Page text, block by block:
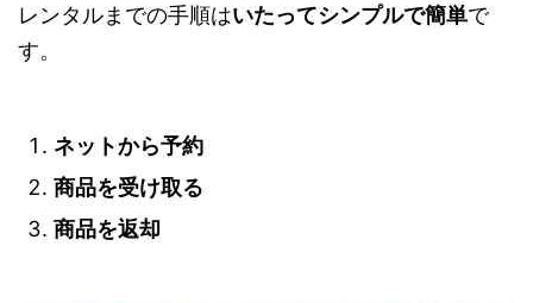
レンタルまでの手順はいたってシンプルで簡単で
す。
ネットから予約
商品を受け取る
商品を返却